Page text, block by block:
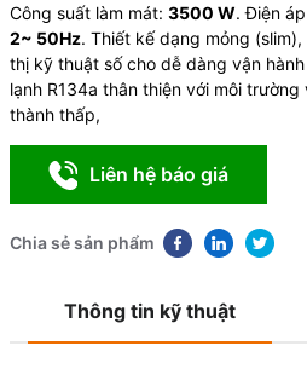
Công suất làm mát: 3500 W. Điện
2~ 50Hz. Thiết kế dạng mỏng
thị kỹ thuật số cho dễ dàng vận
lạnh R134a thân thiện với môi
thành thấp,
Liên hệ báo giá
Chia sẻ sản phẩm
Thông tin kỹ thuật